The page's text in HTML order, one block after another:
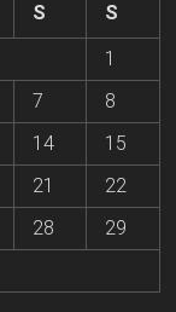
S
S
1
7
8
14
15
21
22
28
29